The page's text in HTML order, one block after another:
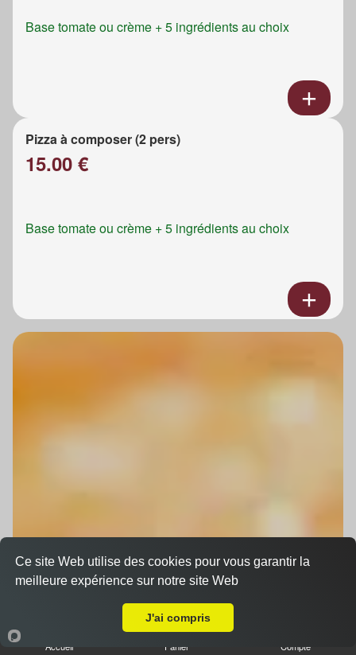
Base tomate ou crème + 5 ingrédients au choix
Pizza à composer (2 pers)
15.00 €
Base tomate ou crème + 5 ingrédients au choix
Accueil Panier Compte
Ce site Web utilise des cookies pour vous garantir la
meilleure expérience sur notre site Web
J'ai compris